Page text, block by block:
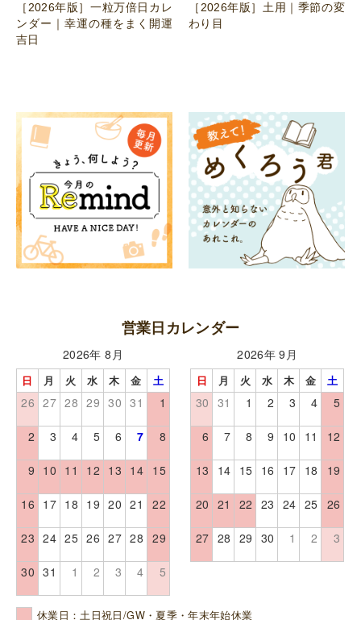
［2026年版］一粒万倍日カレ
ンダー｜幸運の種をまく開運
吉日
［2026年版］土用｜季節の変
わり目
営業日カレンダー
2026年 8月
日 月 火 水 木 金 土
26 27 28 29 30 31 1
2 3 4 5 6 7 8
9 10 11 12 13 14 15
16 17 18 19 20 21 22
23 24 25 26 27 28 29
30 31 1 2 3 4 5
2026年 9月
日 月 火 水 木 金 土
30 31 1 2 3 4 5
6 7 8 9 10 11 12
13 14 15 16 17 18 19
20 21 22 23 24 25 26
27 28 29 30 1 2 3
休業日：土日祝日/GW・夏季・年末年始休業